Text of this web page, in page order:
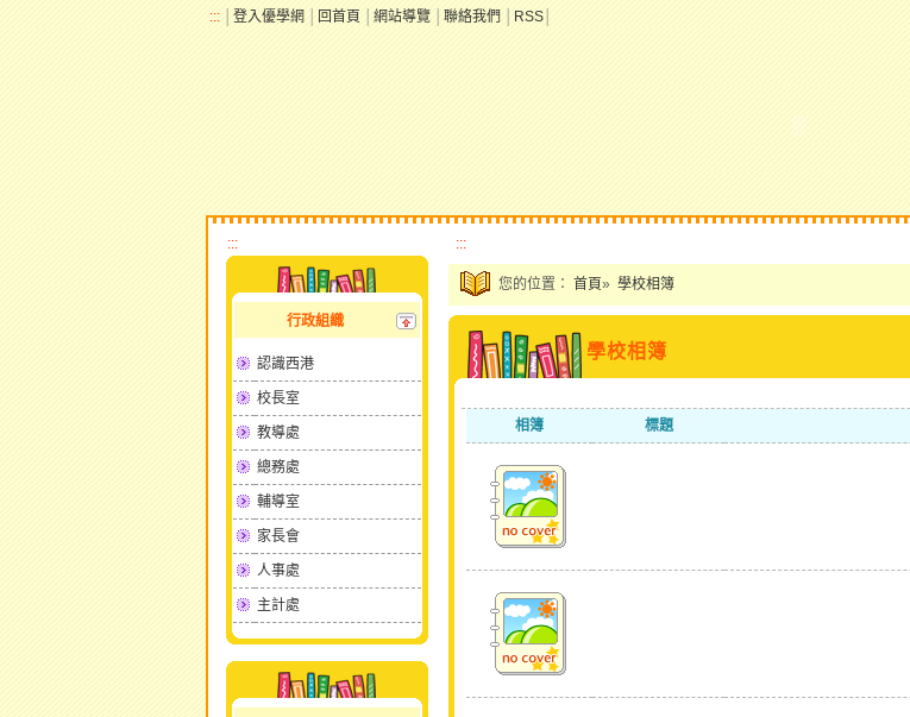
::: 登入優學網 回首頁 網站導覽 聯絡我們 RSS
:::
行政組織
認識西港
校長室
教導處
總務處
輔導室
家長會
人事處
主計處
:::
您的位置： 首頁» 學校相簿
學校相簿
相簿 標題